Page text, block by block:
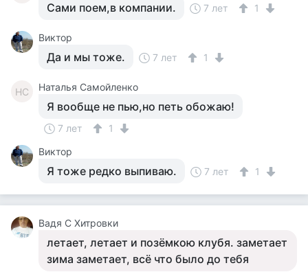
Сами поем,в компании. 7 лет 1
Виктор
Да и мы тоже. 7 лет 1
НС Наталья Самойленко
Я вообще не пью,но петь обожаю!
7 лет
1
Виктор
Я тоже редко выпиваю. 7 лет 1
Вадя С Хитровки
летает, летает и позёмкою клубя. заметает
зима заметает, всё что было до тебя